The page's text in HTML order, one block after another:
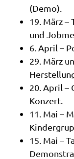
(Demo).
19. März
und
6. April –
29. März
20. April –
Konzert.
11. Mai –
15. Mai –